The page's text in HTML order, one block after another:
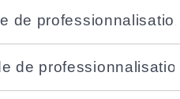
de
de